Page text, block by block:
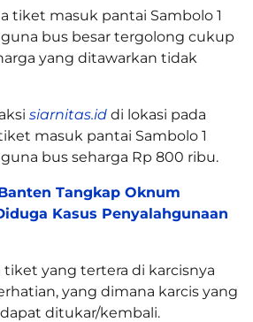
tiket masuk pantai Sambolo 1
bus besar tergolong cukup
yang ditawarkan tidak
siarnitas.id di lokasi pada
masuk pantai Sambolo 1
bus seharga Rp 800 ribu.
Tangkap Oknum
Kasus Penyalahgunaan
tiket yang tertera di karcisnya
yang dimana karcis yang
ditukar/kembali.